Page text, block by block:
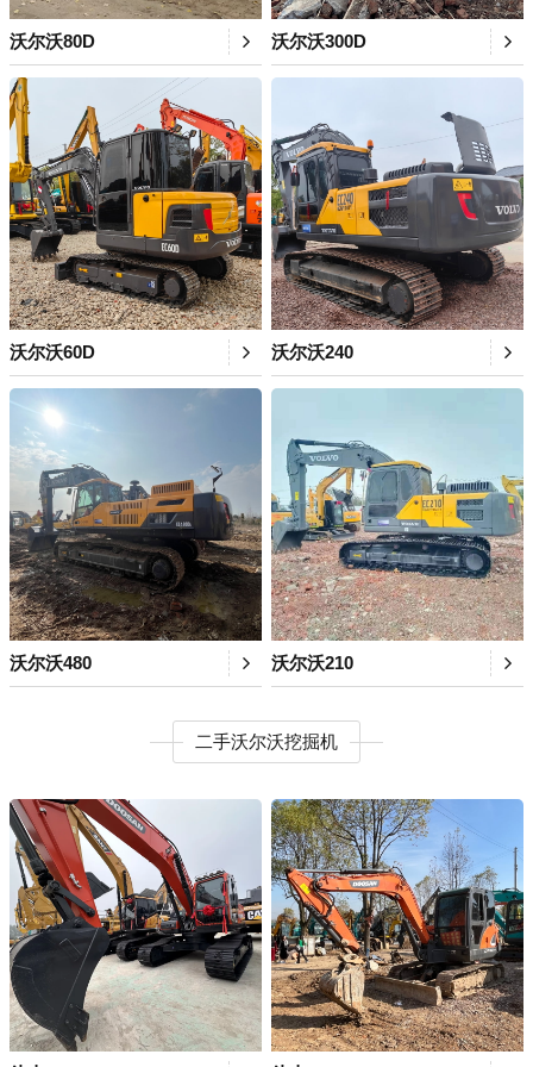
沃尔沃80D 沃尔沃300D
沃尔沃60D 沃尔沃240
沃尔沃480 沃尔沃210
二手沃尔沃挖掘机